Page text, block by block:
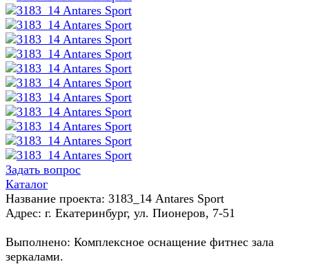
Задать вопрос
Каталог
Название проекта: 3183_14 Antares Sport
Адрес: г. Екатеринбург, ул. Пионеров, 7-51
Выполнено: Комплексное оснащение фитнес зала
зеркалами.